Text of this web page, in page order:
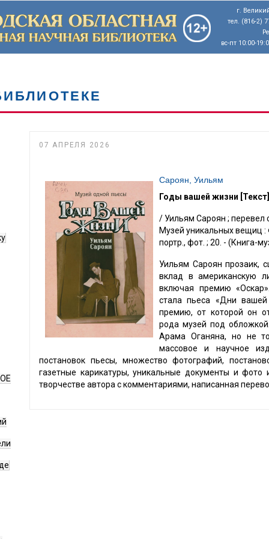
г.
тел. (816-2)
вс-пт 10:00-
07 АПРЕЛЯ 2026
Сароян, Уильям
Годы вашей жизни
/ Уильям Сароян ; перевел
Музей уникальных вещиц :
портр., фот. ; 20. - (Книга-
Уильям Сароян прозаик,
вклад в американскую
включая премию
стала пьеса «Дни вашей
премию, от которой он
рода музей под
Арама Оганяна, но не
массовое и научное
постановок пьесы, множество фотографий,
газетные карикатуры, уникальные документы и
творчестве автора с комментариями, написанная